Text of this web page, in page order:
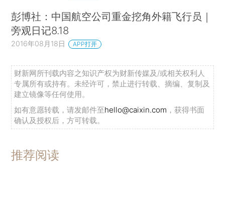
彭博社：中国航空公司重金挖角外籍飞行员｜
旁观日记8.18
2016年08月18日 APP打开
财新网所刊载内容之知识产权为财新传媒及/或相关权利人
专属所有或持有。未经许可，禁止进行转载、摘编、复制及
建立镜像等任何使用。
如有意愿转载，请发邮件至hello@caixin.com ，获得书面
确认及授权后，方可转载。
推荐阅读